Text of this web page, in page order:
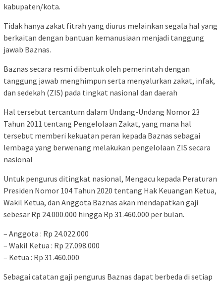
kabupaten/kota.
Tidak hanya zakat fitrah yang diurus melainkan segala hal yang
berkaitan dengan bantuan kemanusiaan menjadi tanggung
jawab Baznas.
Baznas secara resmi dibentuk oleh pemerintah dengan
tanggung jawab menghimpun serta menyalurkan zakat, infak,
dan sedekah (ZIS) pada tingkat nasional dan daerah
Hal tersebut tercantum dalam Undang-Undang Nomor 23
Tahun 2011 tentang Pengelolaan Zakat, yang mana hal
tersebut memberi kekuatan peran kepada Baznas sebagai
lembaga yang berwenang melakukan pengelolaan ZIS secara
nasional
Untuk pengurus ditingkat nasional, Mengacu kepada Peraturan
Presiden Nomor 104 Tahun 2020 tentang Hak Keuangan Ketua,
Wakil Ketua, dan Anggota Baznas akan mendapatkan gaji
sebesar Rp 24.000.000 hingga Rp 31.460.000 per bulan.
– Anggota : Rp 24.022.000
– Wakil Ketua : Rp 27.098.000
– Ketua : Rp 31.460.000
Sebagai catatan gaji pengurus Baznas dapat berbeda di setiap